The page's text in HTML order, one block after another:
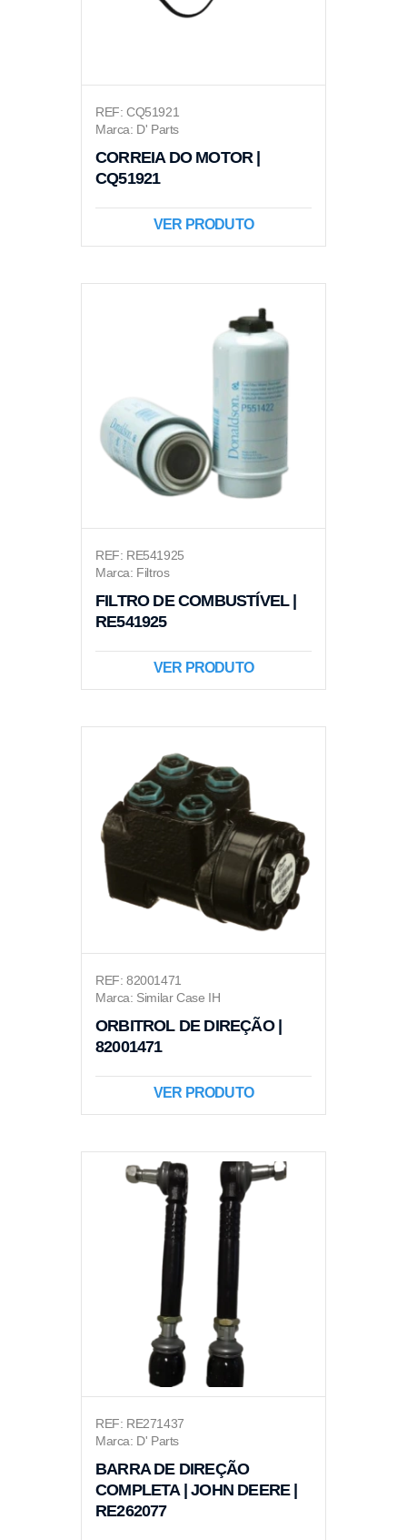
REF: CQ51921
Marca: D' Parts
CORREIA DO MOTOR |
CQ51921
VER PRODUTO
REF: RE541925
Marca: Filtros
FILTRO DE COMBUSTÍVEL |
RE541925
VER PRODUTO
REF: 82001471
Marca: Similar Case IH
ORBITROL DE DIREÇÃO |
82001471
VER PRODUTO
REF: RE271437
Marca: D' Parts
BARRA DE DIREÇÃO
COMPLETA | JOHN DEERE |
RE262077